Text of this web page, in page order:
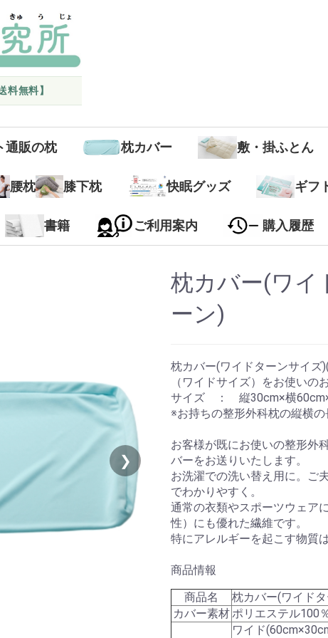
無料】
通販の枕 枕カバー 敷・掛ふとん
腰枕 膝下枕 快眠グッズ ギフ
書籍 ご利用案内 購入履歴
❯
枕カバー(ワイ
ーン)
枕カバー(ワイドターンサイズ
（ワイドサイズ）をお使いの
サイズ ： 縦30cm×横60cm×
※お持ちの整形外科枕の縦横の
お客様が既にお使いの整形外
バーをお送りいたします。
お洗濯での洗い替え用に。ご
でわかりやすく。
通常の衣類やスポーツウェア
性）にも優れた繊維です。
特にアレルギーを起こす物質
商品情報
商品名
枕カバー(ワイド
カバー素材ポリエステル100
ワイド